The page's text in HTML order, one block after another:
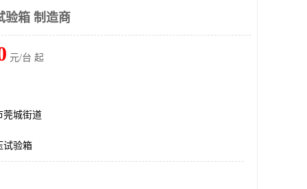
验箱 制造商
元/台 起
莞城街道
试验箱